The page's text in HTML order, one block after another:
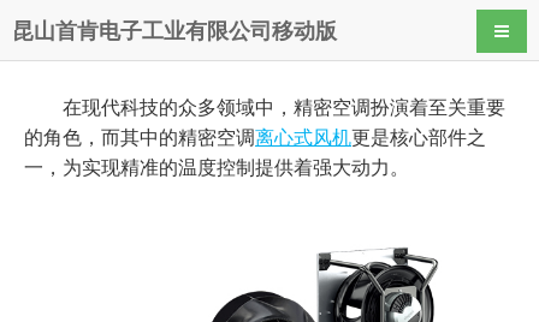
昆山首肯电子工业有限公司移动版 导航
在现代科技的众多领域中，精密空调扮演着至关重要
的角色，而其中的精密空调离心式风机更是核心部件之
一，为实现精准的温度控制提供着强大动力。